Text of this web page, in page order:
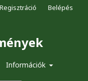
Információk
Regisztráció Belépés